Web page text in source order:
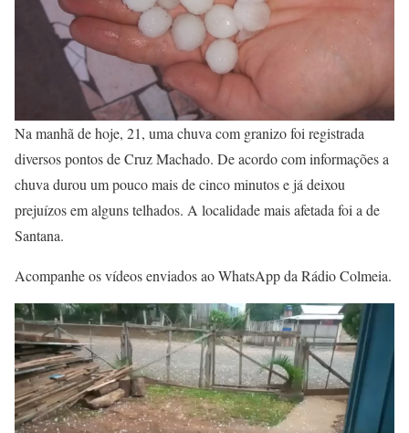
Na manhã de hoje, 21, uma chuva com granizo foi registrada
diversos pontos de Cruz Machado. De acordo com informações a
chuva durou um pouco mais de cinco minutos e já deixou
prejuízos em alguns telhados. A localidade mais afetada foi a de
Santana.
Acompanhe os vídeos enviados ao WhatsApp da Rádio Colmeia.